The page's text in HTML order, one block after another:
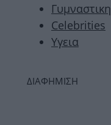
Γυμναστικη
Celebrities
Υγεια
ΔΙΑΦΗΜΙΣΗ